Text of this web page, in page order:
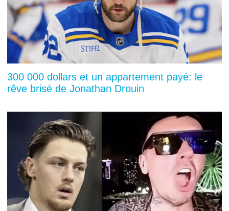
300 000 dollars et un appartement payé: le
rêve brisé de Jonathan Drouin